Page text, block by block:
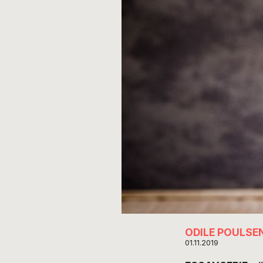
ODILE
01.11.2019